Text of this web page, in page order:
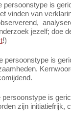
persoonstype is
vinden van
jezelf; doe
!)
persoonstype is
persoonstype is
zijn initiatiefrijk,